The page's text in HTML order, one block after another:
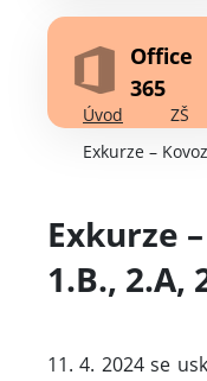
Office
365
Exkurze –
Exkurze
1.B., 2.A,